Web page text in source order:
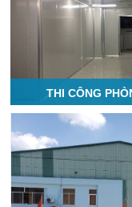
THI CÔNG